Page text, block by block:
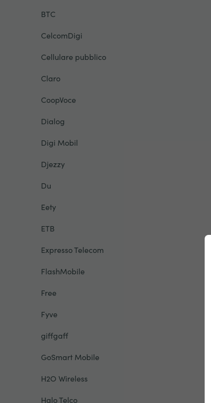
BTC
CelcomDigi
Cellulare pubblico
Claro
CoopVoce
Dialog
Digi Mobil
Djezzy
Du
Eety
ETB
Expresso Telecom
FlashMobile
Free
Fyve
giffgaff
GoSmart Mobile
H2O Wireless
Halo Telco